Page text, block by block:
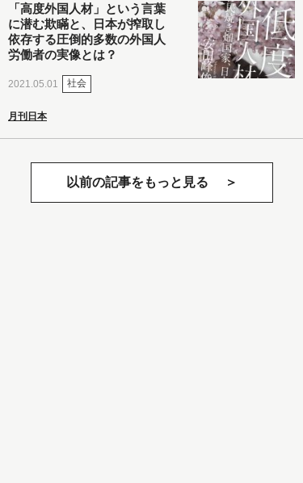
「高度外国人材」という言葉
に潜む欺瞞と、日本が搾取し
依存する圧倒的多数の外国人
労働者の実像とは？
2021.05.01 社会
月刊日本
以前の記事をもっと見る